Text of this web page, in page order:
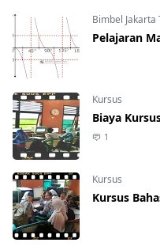
Bimbel Jakarta
Pelajaran
Kursus
Biaya
1
Kursus
Kursus